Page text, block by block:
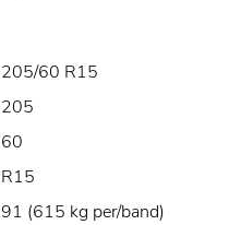
205/60 R15
205
60
R15
91 (615 kg per/band)